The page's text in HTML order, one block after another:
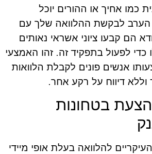
כמו אחיך או ההורים יוכל
לבקשת ההלוואה שלך עם
הם קבעו ציוני אשראי נאותים
כדי לפעול בתפקיד זה. זהו האמצעי
אנשים פונים לקבלת הלוואות
וללא דיווח על רקע אחר.
בטחונות
להלוואה בעלת אופי מיידי